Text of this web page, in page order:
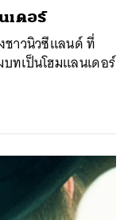
เดอร์
าวนิวซีแลนด์ ที่
ทเป็นโฮมแลนเดอร์